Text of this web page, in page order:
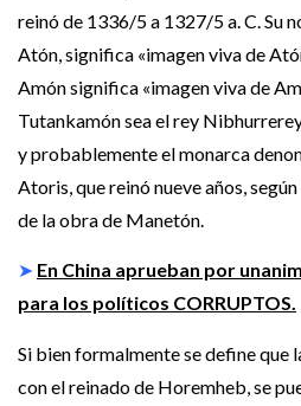
reinó de 1336/5 a 1327/5 a. C. Su
Atón, significa «imagen viva de
Amón significa «imagen viva de
Tutankamón sea el rey
y probablemente el monarca
Atoris, que reinó nueve años,
de la obra de Manetón.
➤ En China aprueban por
para los políticos CORRUPTOS.
Si bien formalmente se define que
con el reinado de Horemheb, se